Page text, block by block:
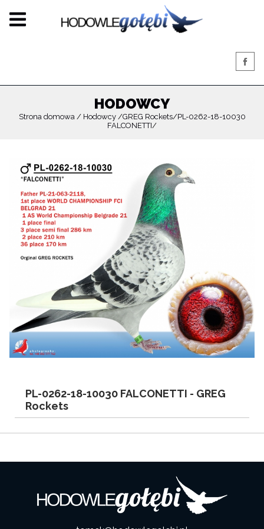
HODOWCY
Strona domowa Hodowcy GREG Rockets PL-0262-18-10030
FALCONETTI
PL-0262-18-10030 FALCONETTI - GREG
Rockets